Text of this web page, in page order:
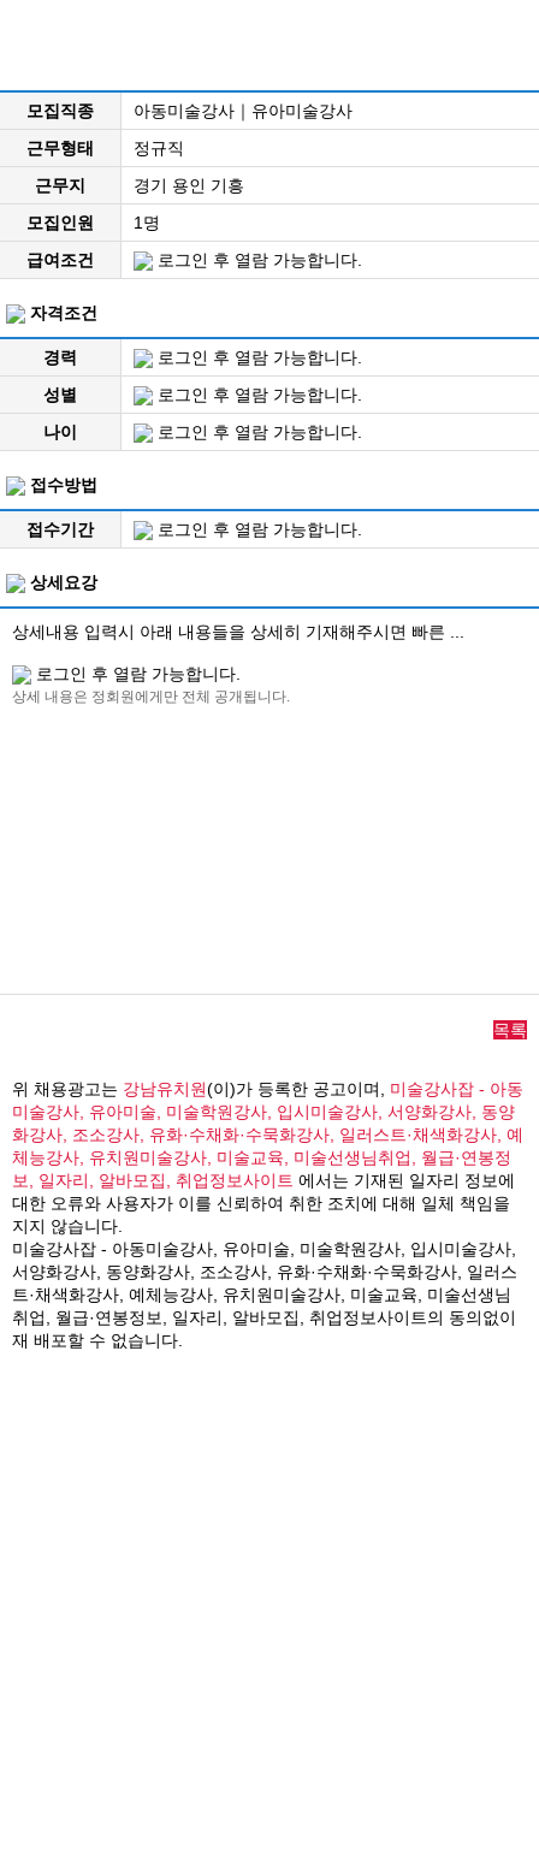
모집직종
아동미술강사｜유아미술강사
근무형태
정규직
근무지
경기 용인 기흥
모집인원
1명
급여조건
로그인 후 열람 가능합니다.
자격조건
경력
로그인 후 열람 가능합니다.
성별
로그인 후 열람 가능합니다.
나이
로그인 후 열람 가능합니다.
접수방법
접수기간 로그인 후 열람 가능합니다.
상세요강
상세내용 입력시 아래 내용들을 상세히 기재해주시면 빠른 ...
로그인 후 열람 가능합니다.
상세 내용은 정회원에게만 전체 공개됩니다.
목록
위 채용광고는 강남유치원(이)가 등록한 공고이며, 미술강사잡 - 아동
미술강사, 유아미술, 미술학원강사, 입시미술강사, 서양화강사, 동양
화강사, 조소강사, 유화·수채화·수묵화강사, 일러스트·채색화강사, 예
체능강사, 유치원미술강사, 미술교육, 미술선생님취업, 월급·연봉정
보, 일자리, 알바모집, 취업정보사이트 에서는 기재된 일자리 정보에
대한 오류와 사용자가 이를 신뢰하여 취한 조치에 대해 일체 책임을
지지 않습니다.
미술강사잡 - 아동미술강사, 유아미술, 미술학원강사, 입시미술강사,
서양화강사, 동양화강사, 조소강사, 유화·수채화·수묵화강사, 일러스
트·채색화강사, 예체능강사, 유치원미술강사, 미술교육, 미술선생님
취업, 월급·연봉정보, 일자리, 알바모집, 취업정보사이트의 동의없이
재 배포할 수 없습니다.